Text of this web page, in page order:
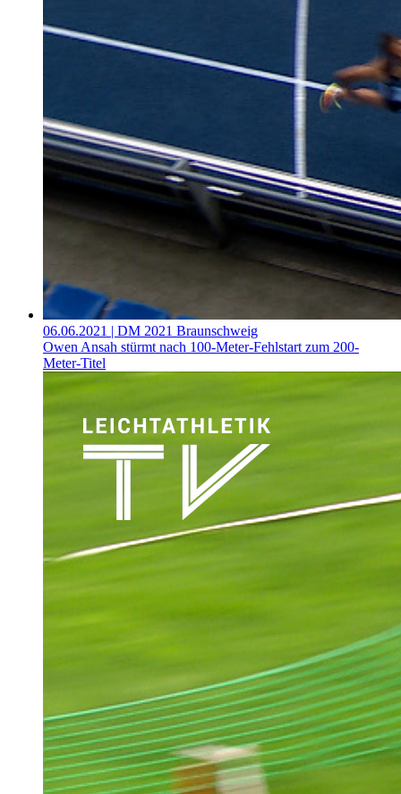
06.06.2021 | DM 2021 Braunschweig
Owen Ansah stürmt nach 100-Meter-Fehlstart zum 200-
Meter-Titel